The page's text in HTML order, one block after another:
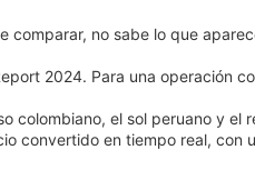
comparar, no sabe lo que
2024. Para una operación
colombiano, el sol peruano y el
convertido en tiempo real, con